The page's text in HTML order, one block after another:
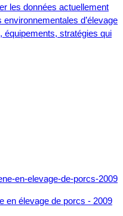
les données actuellement
d’élevage
équipements, stratégies qui
en élevage de porcs - 2009